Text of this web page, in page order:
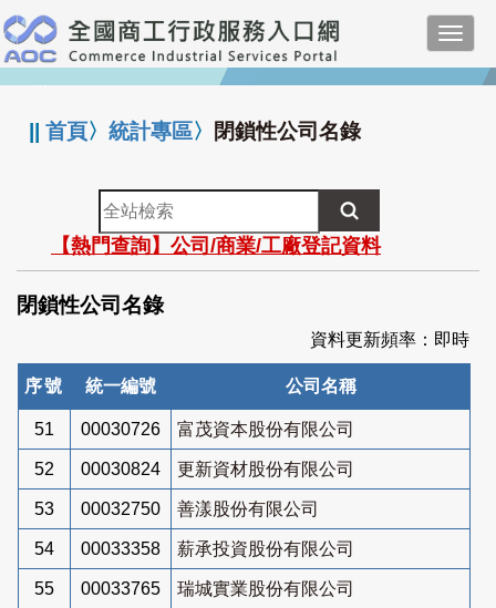
跳
到
主
要
:::
||首頁〉統計專區〉 閉鎖性公司名錄
全
站
檢
索
【熱門查詢】公司/商業/工廠登記資料
閉鎖性公司名錄
資料更新頻率：即時
序號 統一編號 公司名稱
51 00030726 富茂資本股份有限公司
52 00030824 更新資材股份有限公司
53 00032750 善漾股份有限公司
54 00033358 薪承投資股份有限公司
55 00033765 瑞城實業股份有限公司